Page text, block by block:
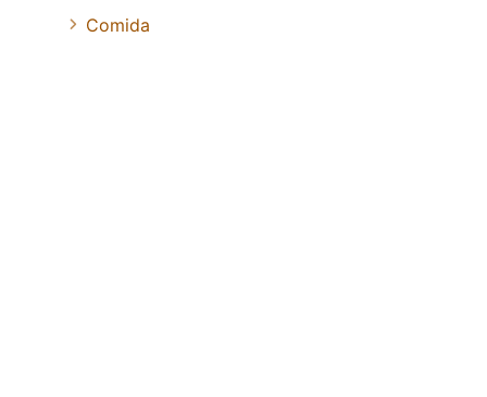
Comida